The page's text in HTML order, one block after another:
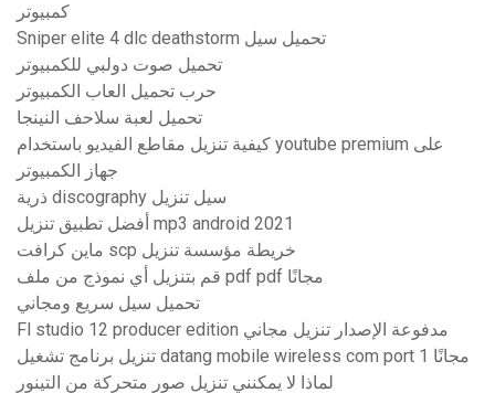
كمبيوتر
Sniper elite 4 dlc deathstorm تحميل سيل
تحميل صوت دولبي للكمبيوتر
حرب تحميل العاب الكمبيوتر
تحميل لعبة سلاحف النينجا
كيفية تنزيل مقاطع الفيديو باستخدام youtube premium على
جهاز الكمبيوتر
ذرية discography سيل تنزيل
أفضل تطبيق تنزيل mp3 android 2021
ماين كرافت scp خريطة مؤسسة تنزيل
قم بتنزيل أي نموذج من ملف pdf pdf مجانًا
تحميل سيل سريع ومجاني
Fl studio 12 producer edition مدفوعة الإصدار تنزيل مجاني
تنزيل برنامج تشغيل datang mobile wireless com port 1 مجانًا
لماذا لا يمكنني تنزيل صور متحركة من التينور